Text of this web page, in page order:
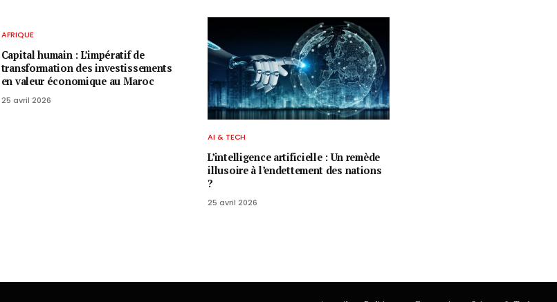
AFRIQUE
Capital humain : L’impératif de
transformation des investissements
en valeur économique au Maroc
25 avril 2026
AI & TECH
L’intelligence artificielle : Un remède
illusoire à l’endettement des nations
?
25 avril 2026